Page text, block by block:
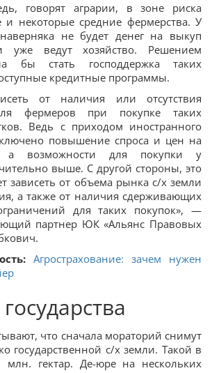
говорят аграрии, в зоне риска
и некоторые средние фермерства. У
не будет денег на выкуп
уже ведут хозяйство. Решением
бы стать господдержка таких
кредитные программы.
от наличия или отсутствия
фермеров при покупке таких
Ведь с приходом иностранного
повышение спроса и цен на
а возможности для покупки у
выше. С другой стороны, это
зависеть от объема рынка с/х земли
а также от наличия сдерживающих
для таких покупок», —
партнер ЮК «Альянс Правовых
Агрострахование: зачем нужен
что сначала мораторий снимут
государственной с/х земли. Такой в
млн. гектар. Де-юре на нескольких